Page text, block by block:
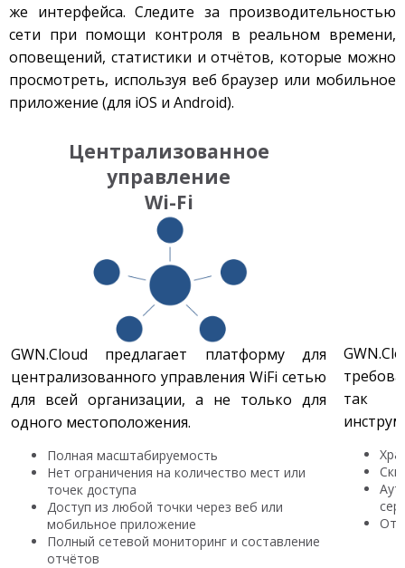
же интерфейса. Следите за производительностью
сети при помощи контроля в реальном времени,
оповещений, статистики и отчётов, которые можно
просмотреть, используя веб браузер или мобильное
приложение (для iOS и Android).
Централизованное
управление
Wi-Fi
GWN.Cloud предлагает платформу для
централизованного управления WiFi сетью
для всей организации, а не только для
одного местоположения.
Полная масштабируемость
Нет ограничения на количество мест или
точек доступа
Доступ из любой точки через веб или
мобильное приложение
Полный сетевой мониторинг и составление
отчётов
так